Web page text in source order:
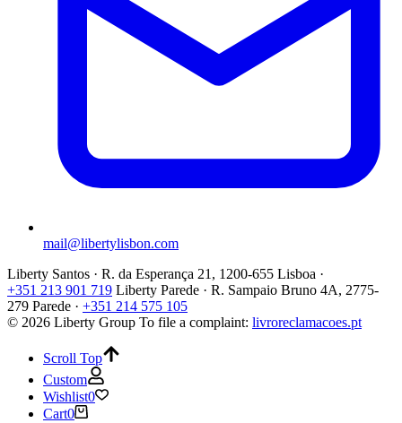
mail@libertylisbon.com
Liberty Santos · R. da Esperança 21, 1200-655 Lisboa ·
+351 213 901 719 Liberty Parede · R. Sampaio Bruno 4A, 2775-
279 Parede · +351 214 575 105
© 2026 Liberty Group To file a complaint: livroreclamacoes.pt
Scroll Top
Custom
Wishlist0
Cart0